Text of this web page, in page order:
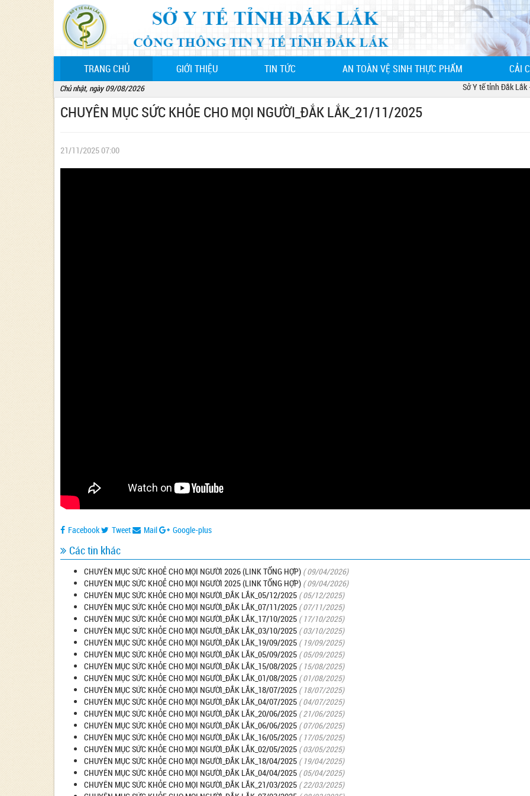
TRANG CHỦ(CURRENT) GIỚI THIỆU TIN TỨC AN TOÀN VỆ SINH THỰC PHẨM CẢI
Chủ nhật, ngày 09/08/2026 Sở Y tế tỉnh Đắk Lắk -
CHUYÊN MỤC SỨC KHỎE CHO MỌI NGƯỜI_ĐẮK LẮK_21/11/2025
21/11/2025 07:00
Facebook Tweet Mail Google-plus
Các tin khác
CHUYÊN MỤC SỨC KHOẺ CHO MỌI NGƯỜI 2026 (LINK TỔNG HỢP) ( 09/04/2026)
CHUYÊN MỤC SỨC KHOẺ CHO MỌI NGƯỜI 2025 (LINK TỔNG HỢP) ( 09/04/2026)
CHUYÊN MỤC SỨC KHỎE CHO MỌI NGƯỜI_ĐẮK LẮK_05/12/2025 ( 05/12/2025)
CHUYÊN MỤC SỨC KHỎE CHO MỌI NGƯỜI_ĐẮK LẮK_07/11/2025 ( 07/11/2025)
CHUYÊN MỤC SỨC KHỎE CHO MỌI NGƯỜI_ĐẮK LẮK_17/10/2025 ( 17/10/2025)
CHUYÊN MỤC SỨC KHỎE CHO MỌI NGƯỜI_ĐẮK LẮK_03/10/2025 ( 03/10/2025)
CHUYÊN MỤC SỨC KHỎE CHO MỌI NGƯỜI_ĐẮK LẮK_19/09/2025 ( 19/09/2025)
CHUYÊN MỤC SỨC KHỎE CHO MỌI NGƯỜI_ĐẮK LẮK_05/09/2025 ( 05/09/2025)
CHUYÊN MỤC SỨC KHỎE CHO MỌI NGƯỜI_ĐẮK LẮK_15/08/2025 ( 15/08/2025)
CHUYÊN MỤC SỨC KHỎE CHO MỌI NGƯỜI_ĐẮK LẮK_01/08/2025 ( 01/08/2025)
CHUYÊN MỤC SỨC KHỎE CHO MỌI NGƯỜI_ĐẮK LẮK_18/07/2025 ( 18/07/2025)
CHUYÊN MỤC SỨC KHỎE CHO MỌI NGƯỜI_ĐẮK LẮK_04/07/2025 ( 04/07/2025)
CHUYÊN MỤC SỨC KHỎE CHO MỌI NGƯỜI_ĐẮK LẮK_20/06/2025 ( 21/06/2025)
CHUYÊN MỤC SỨC KHỎE CHO MỌI NGƯỜI_ĐẮK LẮK_06/06/2025 ( 07/06/2025)
CHUYÊN MỤC SỨC KHỎE CHO MỌI NGƯỜI_ĐẮK LẮK_16/05/2025 ( 17/05/2025)
CHUYÊN MỤC SỨC KHỎE CHO MỌI NGƯỜI_ĐẮK LẮK_02/05/2025 ( 03/05/2025)
CHUYÊN MỤC SỨC KHỎE CHO MỌI NGƯỜI_ĐẮK LẮK_18/04/2025 ( 19/04/2025)
CHUYÊN MỤC SỨC KHỎE CHO MỌI NGƯỜI_ĐẮK LẮK_04/04/2025 ( 05/04/2025)
CHUYÊN MỤC SỨC KHỎE CHO MỌI NGƯỜI_ĐẮK LẮK_21/03/2025 ( 22/03/2025)